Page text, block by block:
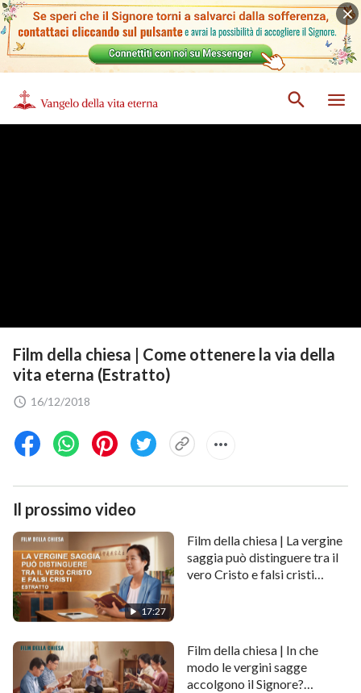
Film della chiesa | Come ottenere la via della
vita eterna (Estratto)
16/12/2018
Il prossimo video
17:27
Film della chiesa | La vergine
saggia può distinguere tra il
vero Cristo e falsi cristi
Film della chiesa | In che
modo le vergini sagge
accolgono il Signore?